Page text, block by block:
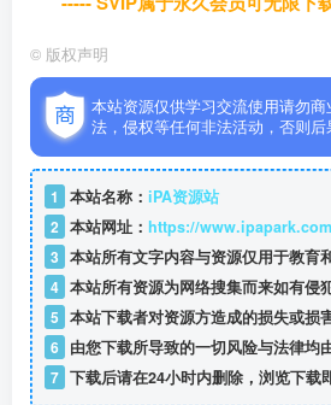
© 版权声明
本站资源仅供学习交流使用请勿
法，侵权等任何非法活动，否则后
1 本站名称： iPA资源站
2 本站网址： https://www.ipapark.com
3 本站所有文字内容与资源仅用于教育
4 本站所有资源为网络搜集而来如有侵
5 本站下载者对资源方造成的损失或损
6 由您下载所导致的一切风险与法律均
7 下载后请在24小时内删除，浏览下载